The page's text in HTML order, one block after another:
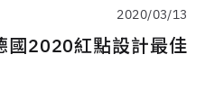
2020/03/13
國2020紅點設計最佳